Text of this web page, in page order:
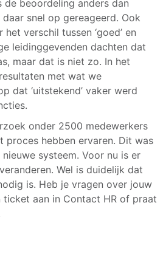
de beoordeling anders dan
snel op gereageerd. Ook
verschil tussen ‘goed’ en
leidinggevenden dachten dat
maar dat is niet zo. In het
met wat we
dat ‘uitstekend’ vaker werd
onder 2500 medewerkers
proces hebben ervaren. Dit was
systeem. Voor nu is er
Wel is duidelijk dat
is. Heb je vragen over jouw
ticket aan in Contact HR of praat